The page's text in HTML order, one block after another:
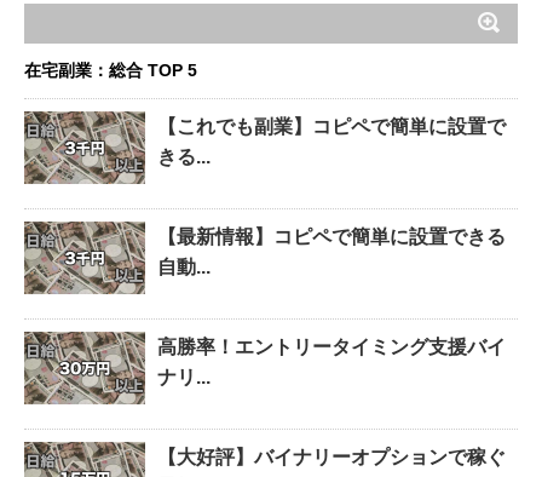
在宅副業：総合 TOP 5
【これでも副業】コピペで簡単に設置で
きる...
【最新情報】コピペで簡単に設置できる
自動...
高勝率！エントリータイミング支援バイ
ナリ...
【大好評】バイナリーオプションで稼ぐ